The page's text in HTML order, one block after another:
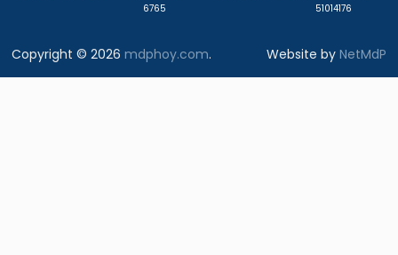
6765
51014176
Copyright © 2026mdphoy.com. Website by NetMdP